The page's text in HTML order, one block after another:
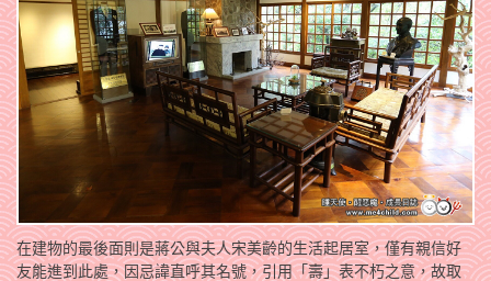
在建物的最後面則是蔣公與夫人宋美齡的生活起居室，僅有親信好
友能進到此處，因忌諱直呼其名號，引用「壽」表不朽之意，故取